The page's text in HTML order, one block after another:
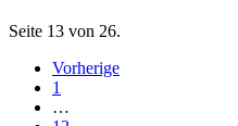
Seite 13 von 26.
Vorherige
1
…